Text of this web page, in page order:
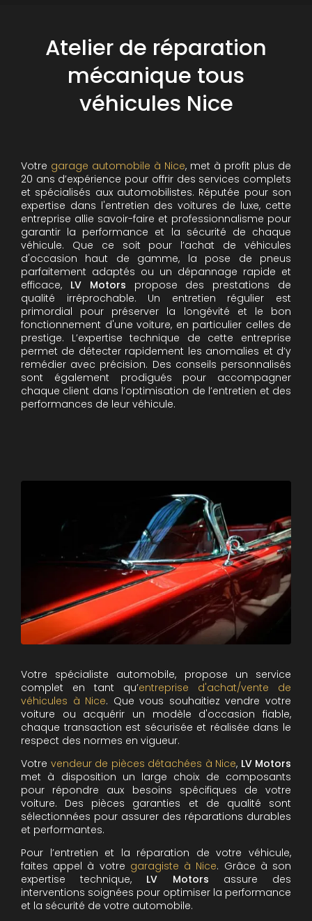
Atelier de réparation
mécanique tous
véhicules Nice
Votre garage automobile à Nice, met à profit plus de
20 ans d’expérience pour offrir des services complets
et spécialisés aux automobilistes. Réputée pour son
expertise dans l'entretien des voitures de luxe, cette
entreprise allie savoir-faire et professionnalisme pour
garantir la performance et la sécurité de chaque
véhicule. Que ce soit pour l’achat de véhicules
d'occasion haut de gamme, la pose de pneus
parfaitement adaptés ou un dépannage rapide et
efficace, LV Motors propose des prestations de
qualité irréprochable. Un entretien régulier est
primordial pour préserver la longévité et le bon
fonctionnement d'une voiture, en particulier celles de
prestige. L’expertise technique de cette entreprise
permet de détecter rapidement les anomalies et d’y
remédier avec précision. Des conseils personnalisés
sont également prodigués pour accompagner
chaque client dans l’optimisation de l’entretien et des
performances de leur véhicule.
Votre spécialiste automobile, propose un service
complet en tant qu’entreprise d'achat/vente de
véhicules à Nice. Que vous souhaitiez vendre votre
voiture ou acquérir un modèle d'occasion fiable,
chaque transaction est sécurisée et réalisée dans le
respect des normes en vigueur.
Votre vendeur de pièces détachées à Nice, LV Motors
met à disposition un large choix de composants
pour répondre aux besoins spécifiques de votre
voiture. Des pièces garanties et de qualité sont
sélectionnées pour assurer des réparations durables
et performantes.
Pour l’entretien et la réparation de votre véhicule,
faites appel à votre garagiste à Nice. Grâce à son
expertise technique, LV Motors assure des
interventions soignées pour optimiser la performance
et la sécurité de votre automobile.